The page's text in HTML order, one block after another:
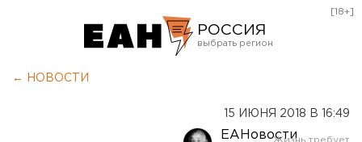
РОССИЯ
[18+]
← НОВОСТИ
15 ИЮНЯ 2018 В 16:49
ЕАНовости